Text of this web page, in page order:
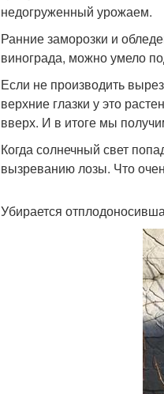
недогруженный урожаем.
Ранние заморозки и
винограда, можно умело
Если не производить
верхние глазки у это
вверх. И в итоге мы
Когда солнечный свет
вызреванию лозы. Что
Убирается